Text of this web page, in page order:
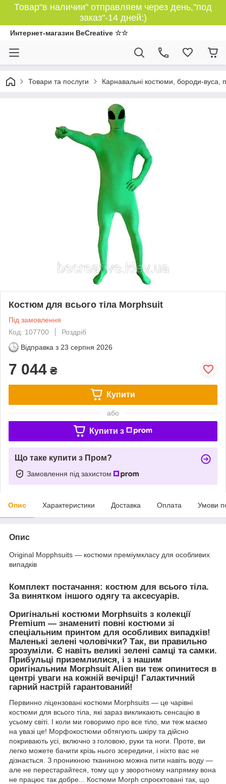
Товар"в наличии" отправляем через день,"под
заказ"-14 дней:)
Интернет-магазин BeCreative ☆☆
Товари та послуги Карнавальні костюми, бороди-вуса,
Костюм для всього тіла Morphsuit
Під замовлення
Код: 107700
Роздріб
Відправка з 23 серпня 2026
7 044 ₴
Купити
або
Купити з
Що таке купити з Пром?
Замовлення під захистом
Опис Характеристики Доставка Оплата Умови
Опис
Original Mopphsuits — костюми преміумкласу для особливих
випадків
Комплект постачання: костюм для всього тіла.
За винятком іншого одягу та аксесуарів.
Оригінальні костюми Morphsuits з колекції
Premium — знамениті повні костюми зі
спеціальним принтом для особливих випадків!
Маленькі зелені чоловічки? Так, ви правильно
зрозуміли. Є навіть великі зелені самці та самки.
Прибульці приземлилися, і з нашим
оригінальним Morphsuit Alien ви теж опинитеся в
центрі уваги на кожній вечірці! Галактичний
гарний настрій гарантований!
Первинно ліцензовані костюми Morphsuits — це чарівні
костюми для всього тіла, які зараз викликають сенсацію в
усьому світі. І коли ми говоримо про все тіло, ми теж маємо
на увазі це! Морфокостюми обтягують шкіру та дійсно
покривають усі, включно з головою, руки та ноги. Проте, ви
легко можете бачити крізь нього зсередини, і ніхто вас не
дізнається. З проникною тканиною можна пити навіть воду —
але не перестарайтеся, тому що у зворотному напрямку вона
не працює так добре... Костюми Morph спроєктовані так, що